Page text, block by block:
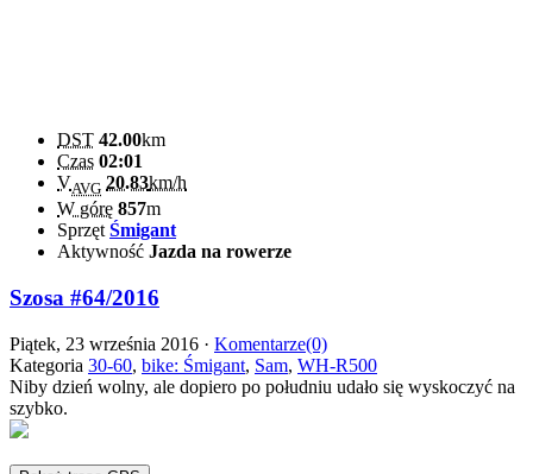
DST 42.00km
Czas 02:01
VAVG 20.83km/h
W górę 857m
SprzętŚmigant
Aktywność Jazda na rowerze
Szosa #64/2016
Piątek, 23 września 2016 · Komentarze(0)
Kategoria 30-60, bike: Śmigant, Sam, WH-R500
Niby dzień wolny, ale dopiero po południu udało się wyskoczyć na
szybko.